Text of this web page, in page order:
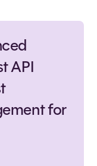
API
for